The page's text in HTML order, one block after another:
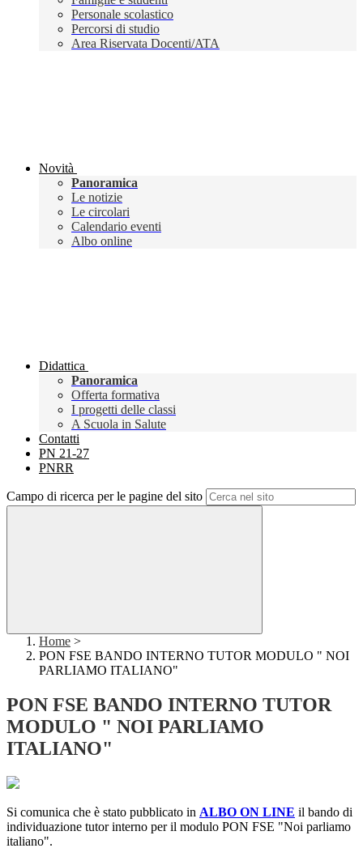
Personale scolastico
Percorsi di studio
Area Riservata Docenti/ATA
Novità
Panoramica
Le notizie
Le circolari
Calendario eventi
Albo online
Didattica
Panoramica
Offerta formativa
I progetti delle classi
A Scuola in Salute
Contatti
PN 21-27
PNRR
Campo di ricerca per le pagine del sito
Home >
PON FSE BANDO INTERNO TUTOR MODULO " NOI
PARLIAMO ITALIANO"
PON FSE BANDO INTERNO TUTOR
MODULO " NOI PARLIAMO
ITALIANO"
Si comunica che è stato pubblicato in ALBO ON LINE il bando di
individuazione tutor interno per il modulo PON FSE "Noi parliamo
italiano".